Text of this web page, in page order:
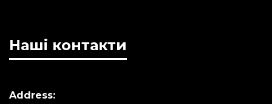
Наші контакти
Address: